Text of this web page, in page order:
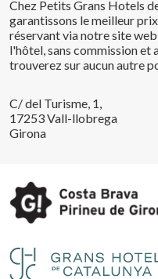
Chez Petits Grans Hotels
garantissons le meilleur
réservant via notre site
l'hôtel, sans commission et
trouverez sur aucun autre
C/ del Turisme, 1,
17253 Vall-llobrega
Girona